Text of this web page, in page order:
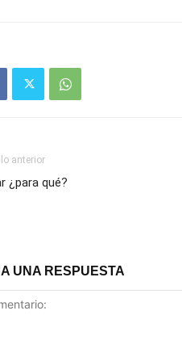
anterior
¿para qué?
UNA RESPUESTA